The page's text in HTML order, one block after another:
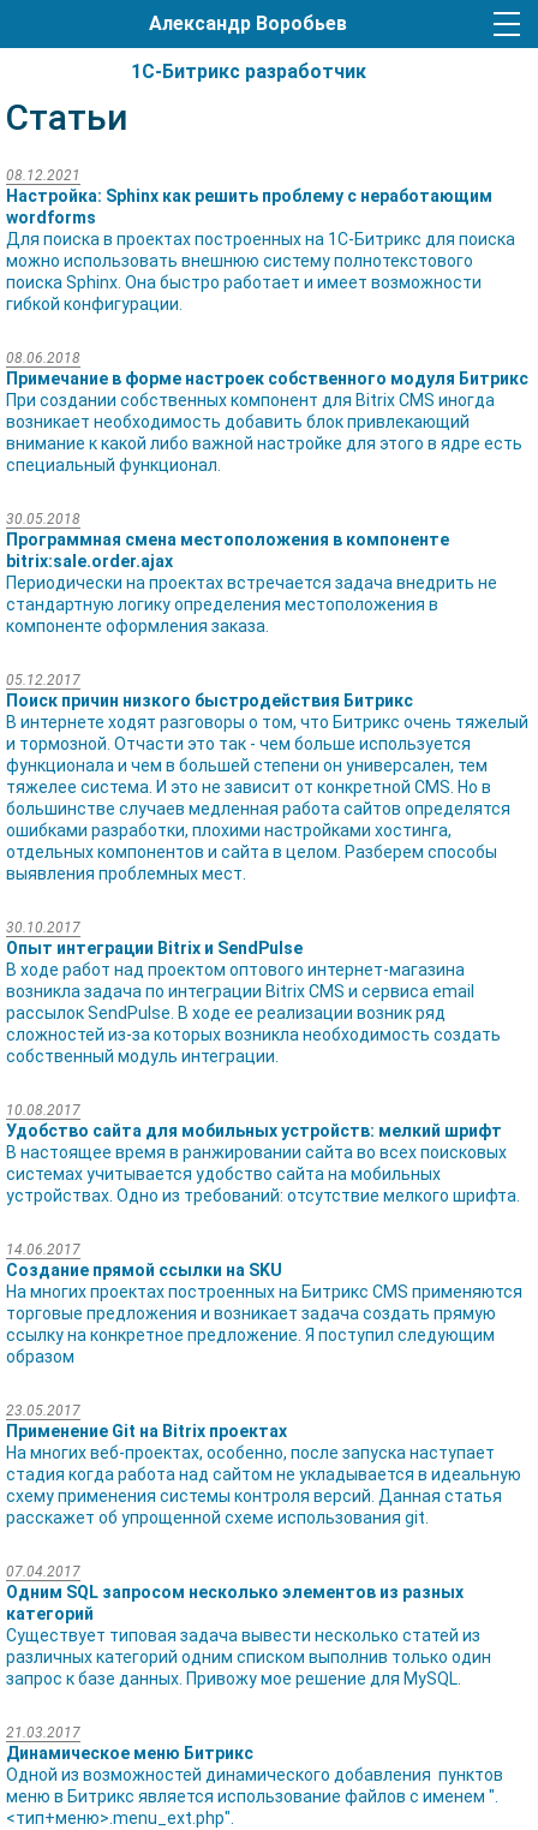
Александр Воробьев
1С-Битрикс разработчик
Статьи
08.12.2021
Настройка: Sphinx как решить проблему с неработающим
wordforms
Для поиска в проектах построенных на 1C-Битрикс для поиска
можно использовать внешнюю систему полнотекстового
поиска Sphinx. Она быстро работает и имеет возможности
гибкой конфигурации.
08.06.2018
Примечание в форме настроек собственного модуля Битрикс
При создании собственных компонент для Bitrix CMS иногда
возникает необходимость добавить блок привлекающий
внимание к какой либо важной настройке для этого в ядре есть
специальный функционал.
30.05.2018
Программная смена местоположения в компоненте
bitrix:sale.order.ajax
Периодически на проектах встречается задача внедрить не
стандартную логику определения местоположения в
компоненте оформления заказа.
05.12.2017
Поиск причин низкого быстродействия Битрикс
В интернете ходят разговоры о том, что Битрикс очень тяжелый
и тормозной. Отчасти это так - чем больше используется
функционала и чем в большей степени он универсален, тем
тяжелее система. И это не зависит от конкретной CMS. Но в
большинстве случаев медленная работа сайтов определятся
ошибками разработки, плохими настройками хостинга,
отдельных компонентов и сайта в целом. Разберем способы
выявления проблемных мест.
30.10.2017
Опыт интеграции Bitrix и SendPulse
В ходе работ над проектом оптового интернет-магазина
возникла задача по интеграции Bitrix CMS и сервиса email
рассылок SendPulse. В ходе ее реализации возник ряд
сложностей из-за которых возникла необходимость создать
собственный модуль интеграции.
10.08.2017
Удобство сайта для мобильных устройств: мелкий шрифт
В настоящее время в ранжировании сайта во всех поисковых
системах учитывается удобство сайта на мобильных
устройствах. Одно из требований: отсутствие мелкого шрифта.
14.06.2017
Создание прямой ссылки на SKU
На многих проектах построенных на Битрикс CMS применяются
торговые предложения и возникает задача создать прямую
ссылку на конкретное предложение. Я поступил следующим
образом
23.05.2017
Применение Git на Bitrix проектах
На многих веб-проектах, особенно, после запуска наступает
стадия когда работа над сайтом не укладывается в идеальную
схему применения системы контроля версий. Данная статья
расскажет об упрощенной схеме использования git.
07.04.2017
Одним SQL запросом несколько элементов из разных
категорий
Существует типовая задача вывести несколько статей из
различных категорий одним списком выполнив только один
запрос к базе данных. Привожу мое решение для MySQL.
21.03.2017
Динамическое меню Битрикс
Одной из возможностей динамического добавления пунктов
меню в Битрикс является использование файлов с именем ".
<тип+меню>.menu_ext.php".